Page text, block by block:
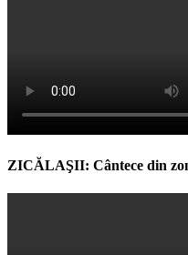
ZICĂLAŞII: Cântece din